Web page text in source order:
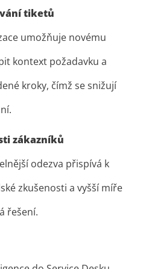
tiketů
umožňuje novému
kontext požadavku a
kroky, čímž se snižují
zákazníků
odezva přispívá k
zkušenosti a vyšší míře
řešení.